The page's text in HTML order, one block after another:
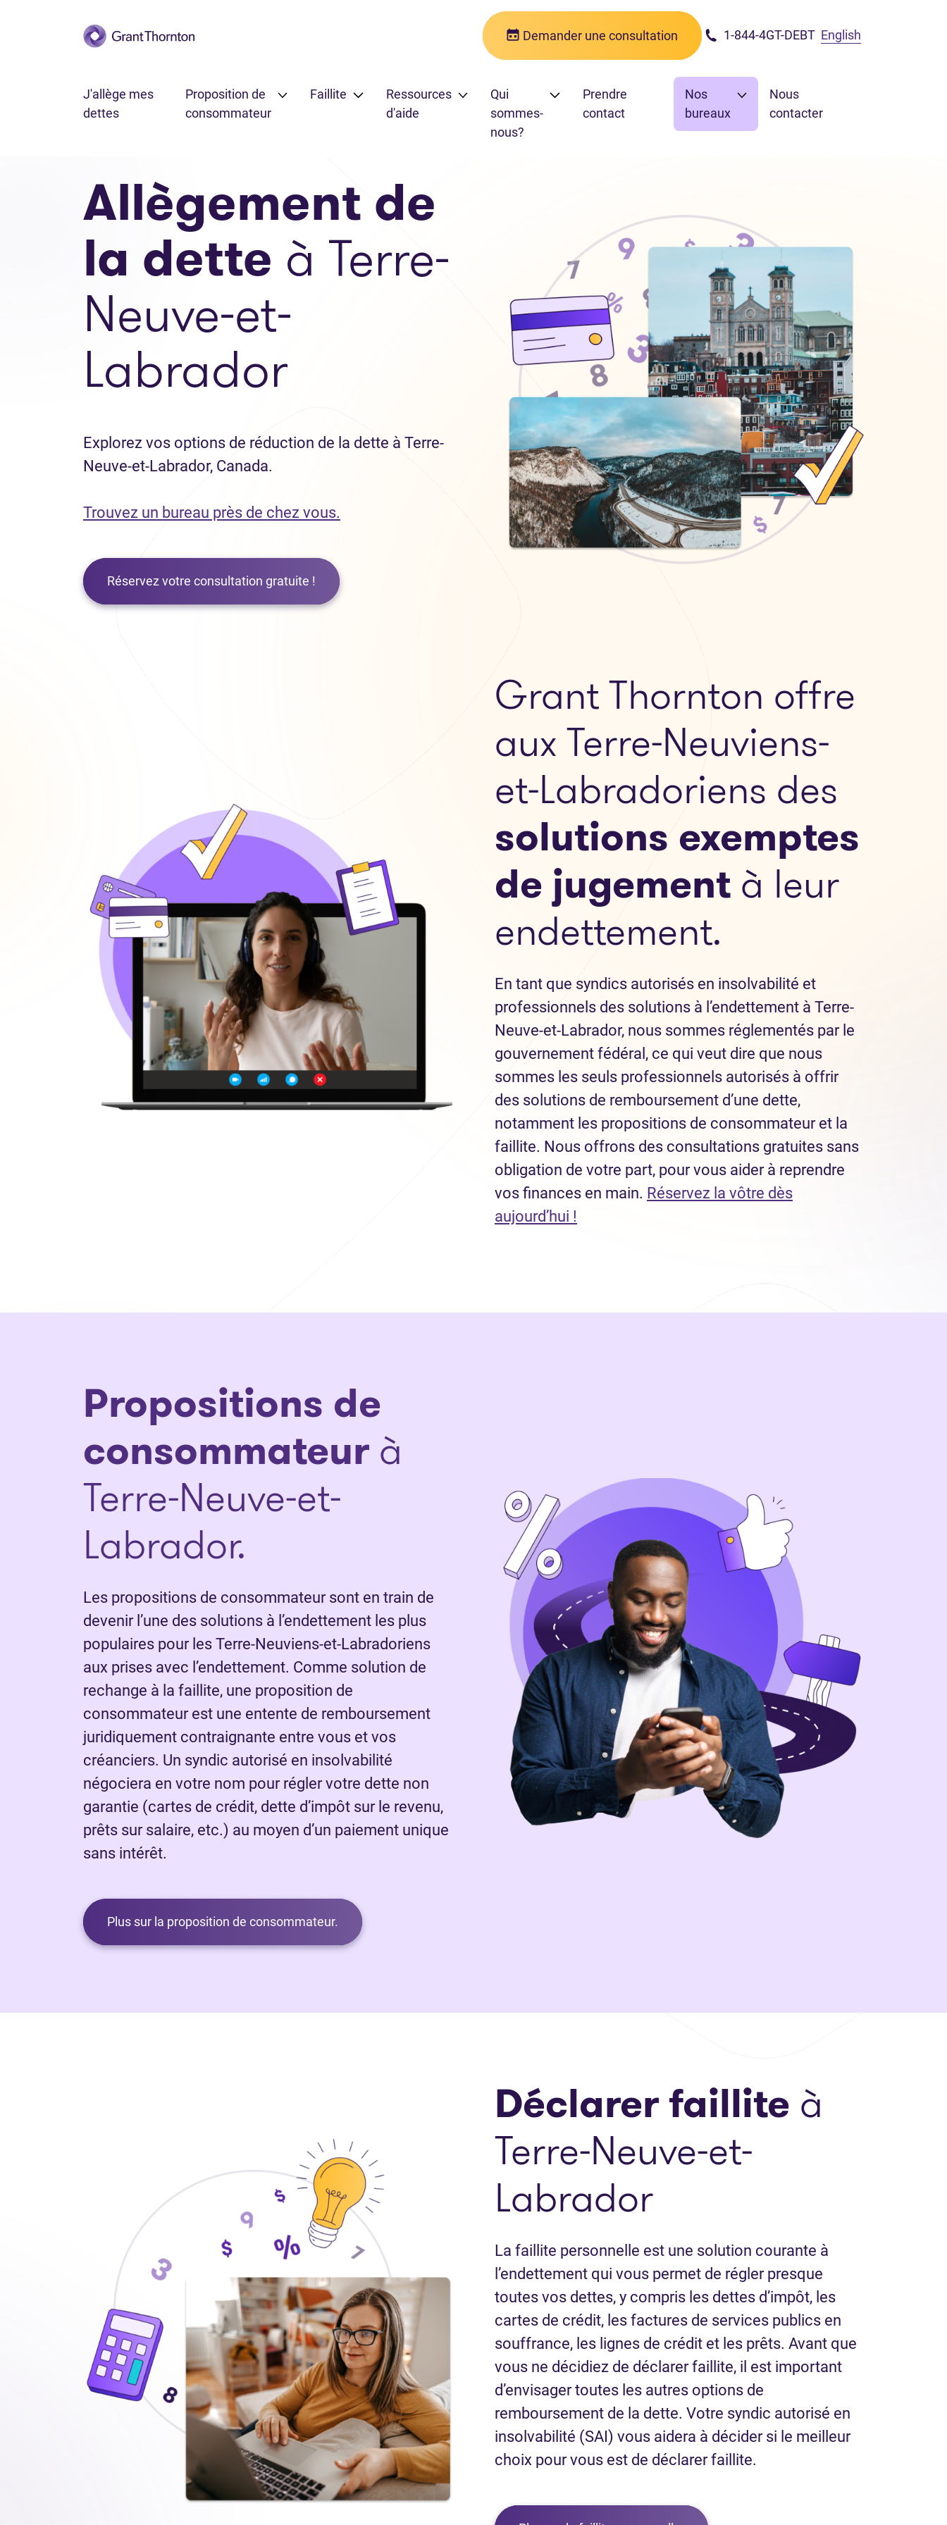
Passer au contenu principal Demander une consultation 1-844-4GT-DEBT English
J'allège mes
dettes
Proposition de
consommateur
Faillite
Ressources
d'aide
Qui
sommes-
nous?
Prendre
contact
Nos
bureaux
Nous
contacter
Allègement de
la dette à Terre-
Neuve-et-
Labrador
Explorez vos options de réduction de la dette à Terre-
Neuve-et-Labrador, Canada.
Trouvez un bureau près de chez vous.
Réservez votre consultation gratuite !
Grant Thornton offre
aux Terre-Neuviens-
et-Labradoriens des
solutions exemptes
de jugement à leur
endettement.
En tant que syndics autorisés en insolvabilité et
professionnels des solutions à l’endettement à Terre-
Neuve-et-Labrador, nous sommes réglementés par le
gouvernement fédéral, ce qui veut dire que nous
sommes les seuls professionnels autorisés à offrir
des solutions de remboursement d’une dette,
notamment les propositions de consommateur et la
faillite. Nous offrons des consultations gratuites sans
obligation de votre part, pour vous aider à reprendre
vos finances en main. Réservez la vôtre dès
aujourd’hui !
Propositions de
consommateur à
Terre-Neuve-et-
Labrador.
Les propositions de consommateur sont en train de
devenir l’une des solutions à l’endettement les plus
populaires pour les Terre-Neuviens-et-Labradoriens
aux prises avec l’endettement. Comme solution de
rechange à la faillite, une proposition de
consommateur est une entente de remboursement
juridiquement contraignante entre vous et vos
créanciers. Un syndic autorisé en insolvabilité
négociera en votre nom pour régler votre dette non
garantie (cartes de crédit, dette d’impôt sur le revenu,
prêts sur salaire, etc.) au moyen d’un paiement unique
sans intérêt.
Plus sur la proposition de consommateur.
Déclarer faillite à
Terre-Neuve-et-
Labrador
La faillite personnelle est une solution courante à
l’endettement qui vous permet de régler presque
toutes vos dettes, y compris les dettes d’impôt, les
cartes de crédit, les factures de services publics en
souffrance, les lignes de crédit et les prêts. Avant que
vous ne décidiez de déclarer faillite, il est important
d’envisager toutes les autres options de
remboursement de la dette. Votre syndic autorisé en
insolvabilité (SAI) vous aidera à décider si le meilleur
choix pour vous est de déclarer faillite.